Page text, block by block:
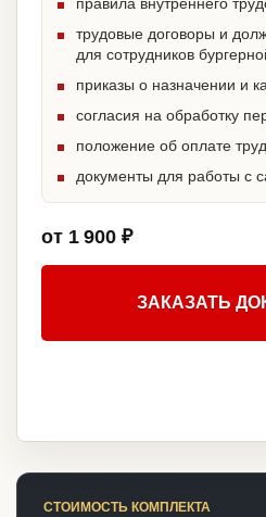
трудовые договоры и
для сотрудников
приказы о назначении и
согласия на обработку
положение об оплате
документы для работы с
от 1 900 ₽
ЗАКАЗАТЬ
СТОИМОСТЬ КОМПЛЕКТА